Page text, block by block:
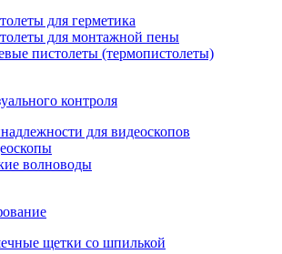
для герметика
для монтажной пены
пистолеты (термопистолеты)
контроля
для видеоскопов
волноводы
щетки со шпилькой